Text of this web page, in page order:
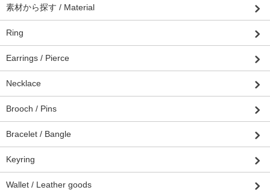
素材から探す / Material
Ring
Earrings / Pierce
Necklace
Brooch / Pins
Bracelet / Bangle
Keyring
Wallet / Leather goods